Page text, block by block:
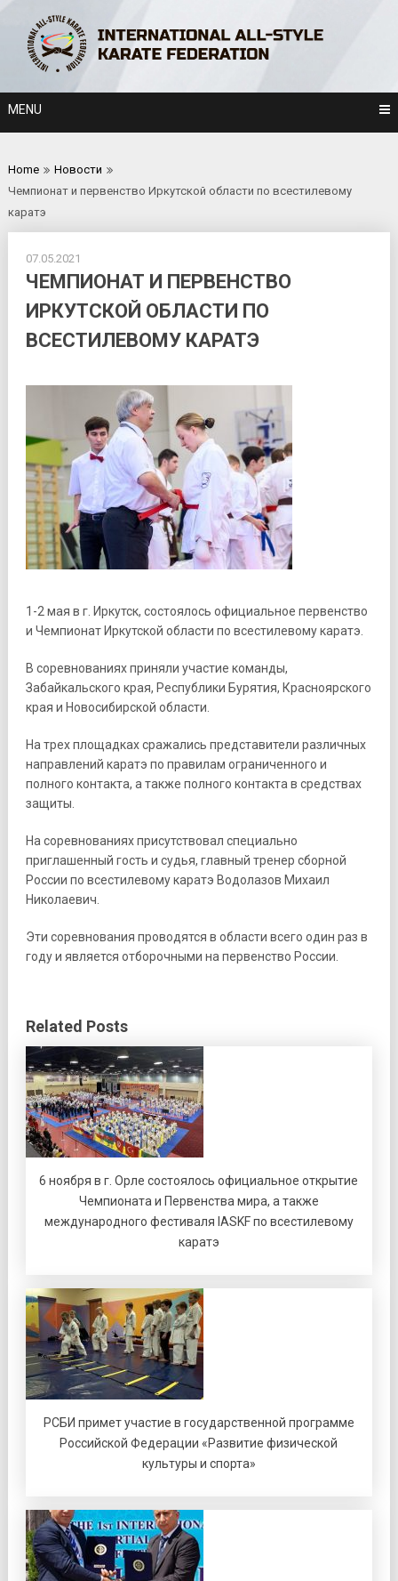
content
MENU
Home
Новости
Чемпионат и первенство Иркутской области по всестилевому
каратэ
07.05.2021
ЧЕМПИОНАТ И ПЕРВЕНСТВО
ИРКУТСКОЙ ОБЛАСТИ ПО
ВСЕСТИЛЕВОМУ КАРАТЭ
1-2 мая в г. Иркутск, состоялось официальное первенство
и Чемпионат Иркутской области по всестилевому каратэ.
В соревнованиях приняли участие команды,
Забайкальского края, Республики Бурятия, Красноярского
края и Новосибирской области.
На трех площадках сражались представители различных
направлений каратэ по правилам ограниченного и
полного контакта, а также полного контакта в средствах
защиты.
На соревнованиях присутствовал специально
приглашенный гость и судья, главный тренер сборной
России по всестилевому каратэ Водолазов Михаил
Николаевич.
Эти соревнования проводятся в области всего один раз в
году и является отборочными на первенство России.
Related Posts
6 ноября в г. Орле состоялось официальное открытие
Чемпионата и Первенства мира, а также
международного фестиваля IASKF по всестилевому
каратэ
РСБИ примет участие в государственной программе
Российской Федерации «Развитие физической
культуры и спорта»